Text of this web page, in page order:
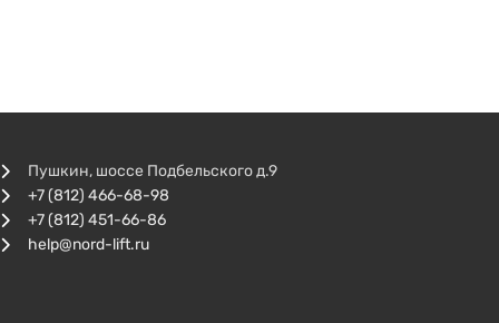
Пушкин, шоссе Подбельского д.9
+7 (812) 466-68-98
+7 (812) 451-66-86
help@nord-lift.ru